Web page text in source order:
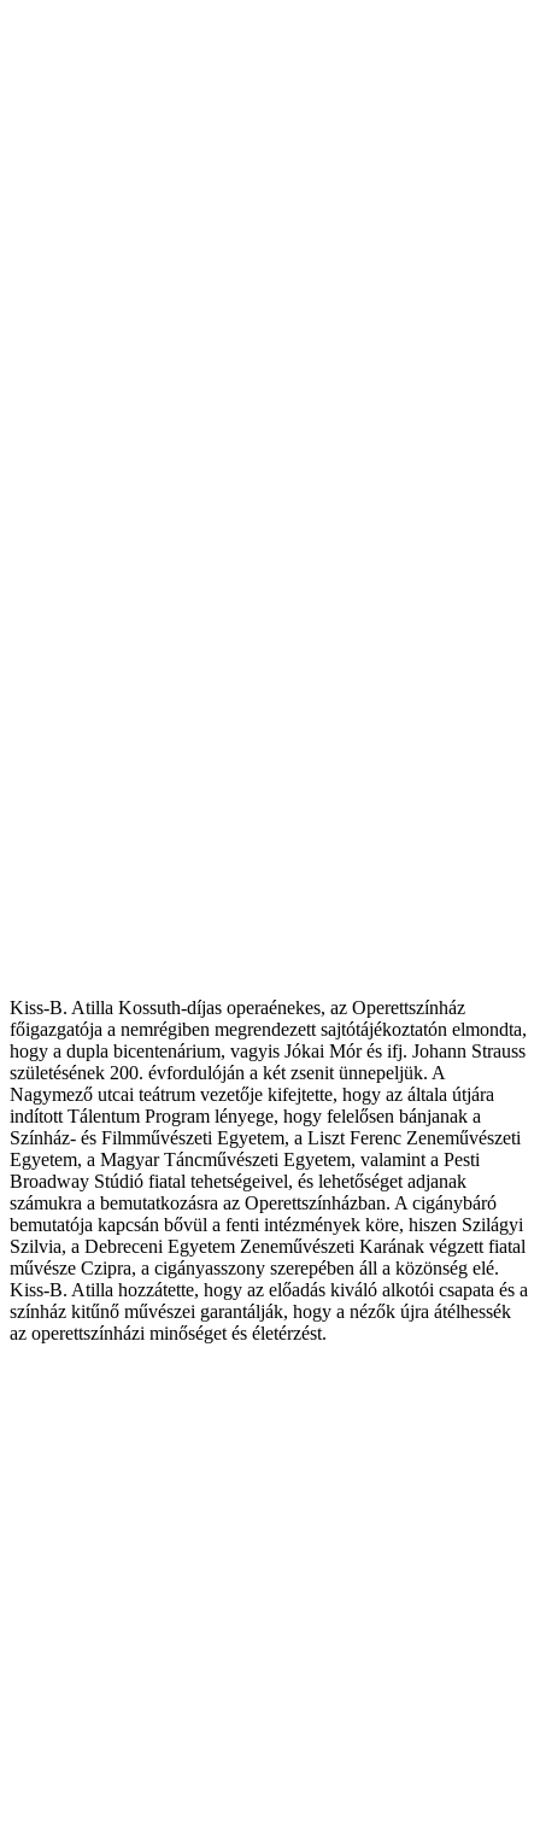
Kiss-B. Atilla Kossuth-díjas operaénekes, az Operettszínház
főigazgatója a nemrégiben megrendezett sajtótájékoztatón elmondta,
hogy a dupla bicentenárium, vagyis Jókai Mór és ifj. Johann Strauss
születésének 200. évfordulóján a két zsenit ünnepeljük. A
Nagymező utcai teátrum vezetője kifejtette, hogy az általa útjára
indított Tálentum Program lényege, hogy felelősen bánjanak a
Színház- és Filmművészeti Egyetem, a Liszt Ferenc Zeneművészeti
Egyetem, a Magyar Táncművészeti Egyetem, valamint a Pesti
Broadway Stúdió fiatal tehetségeivel, és lehetőséget adjanak
számukra a bemutatkozásra az Operettszínházban. A cigánybáró
bemutatója kapcsán bővül a fenti intézmények köre, hiszen Szilágyi
Szilvia, a Debreceni Egyetem Zeneművészeti Karának végzett fiatal
művésze Czipra, a cigányasszony szerepében áll a közönség elé.
Kiss-B. Atilla hozzátette, hogy az előadás kiváló alkotói csapata és a
színház kitűnő művészei garantálják, hogy a nézők újra átélhessék
az operettszínházi minőséget és életérzést.